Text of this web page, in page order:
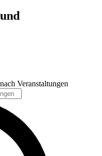
Veranstaltungen